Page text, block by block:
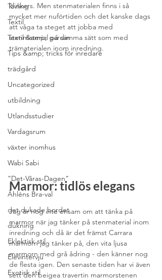
Tävling
Textil
Textil &amp; gardin
Tips &amp; tricks för inredare
trädgård
Uncategorized
utbildning
Utlandsstudier
Vardagsrum
växter inomhus
Wabi Sabi
”Det-Våras-Dagen”
Åhléns Bra-val
det dukade bordet
dukning
Eklektisk stil
Elevintervju
Exotisk stil
klinkers. Men stenmaterialen finns i så
mycket mer nuförtiden och det kanske dags
att våga ta steget att jobba med
stenmaterial på samma sätt som med
trämaterialen inom inredning.
Marmor: tidlös elegans
Jag är nog inte ensam om att tänka på
marmor när jag tänker på stenmaterial inom
inredning och då är det främst Carrara
marmorn jag tänker på, den vita ljusa
marmorn med grå ådring - den känner nog
de flesta igen. Den senaste tiden har vi även
sett den beigea travertin marmorstenen